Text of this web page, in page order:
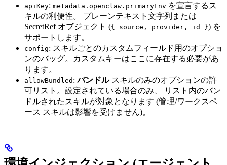
apiKey: metadata.openclaw.primaryEnv を宣言するス
キルの利便性。 プレーンテキスト文字列または
SecretRef オブジェクト ({ source, provider, id }) を
サポートします。
config: スキルごとのカスタムフィールド用のオプショ
ンのバッグ。カスタムキーはここに存在する必要があ
ります。
allowBundled :バンドルスキルのみのオプションの許
可リスト。設定されている場合のみ、 リスト内のバン
ドルされたスキルが対象となります (管理/ワークスペ
ース スキルは影響を受けません)。